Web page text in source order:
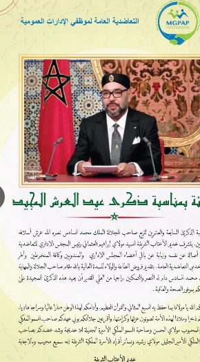
تمثل في تحطم طائرة عسكرية من نوع “ألفا جيت”
القراءة »
0
25
زوجته الطبيبة ويدفنها في
منزل بتازة
صادمة، عثر صباح الخميس على جثة طبيبة
داخل حديقة منزل عائلة زوجها بجماعة أولاد
القراءة »
دعارة في فاس: تفكيك عصابة
يقودها إطار بنكي معروف
فاس – المشهد 24 في عملية أمنية محكمة، تمكنت عناصر
الولائية للشرطة القضائية بمدينة فاس من تفكيك